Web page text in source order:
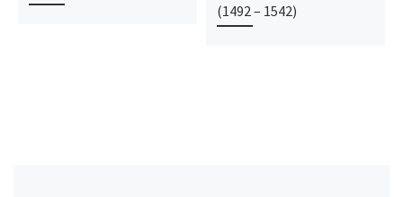
(1492 – 1542)